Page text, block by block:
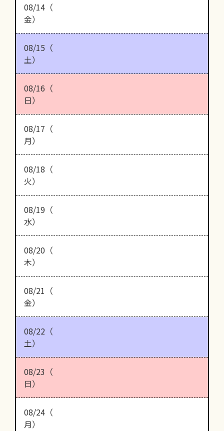
08/14（
金）
08/15（
土）
08/16（
日）
08/17（
月）
08/18（
火）
08/19（
水）
08/20（
木）
08/21（
金）
08/22（
土）
08/23（
日）
08/24（
月）